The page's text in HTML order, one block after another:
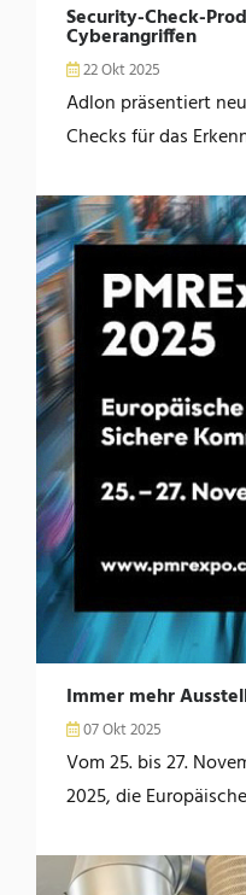
Security-Check-
Cyberangriffen
22 Okt 2025
Adlon präsentiert
Checks für das
Immer mehr
07 Okt 2025
Vom 25. bis 27.
2025, die